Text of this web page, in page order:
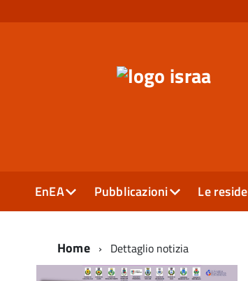
EnEA Pubblicazioni Le
Home Dettaglio notizia